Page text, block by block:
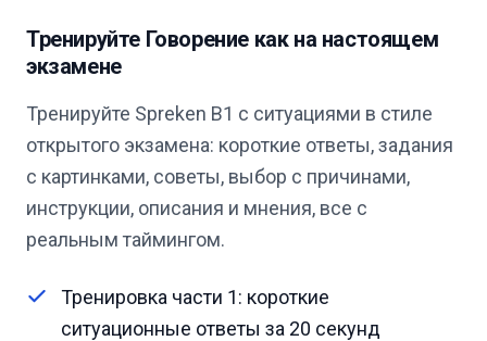
Тренируйте Говорение как на настоящем
экзамене
Тренируйте Spreken B1 с ситуациями в стиле
открытого экзамена: короткие ответы, задания
с картинками, советы, выбор с причинами,
инструкции, описания и мнения, все с
реальным таймингом.
Тренировка части 1: короткие
ситуационные ответы за 20 секунд